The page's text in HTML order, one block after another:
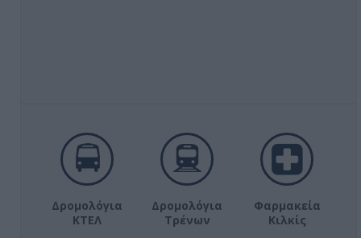
Δρομολόγια
ΚΤΕΛ
Δρομολόγια
Τρένων
Φαρμακεία
Κιλκίς